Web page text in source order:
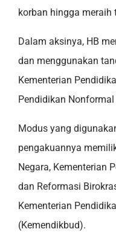
korban hingga meraih
Dalam aksinya, HB
dan menggunakan
Kementerian
Pendidikan
Modus yang
pengakuannya
Negara, Kementerian
dan Reformasi
Kementerian
(Kemendikbud).